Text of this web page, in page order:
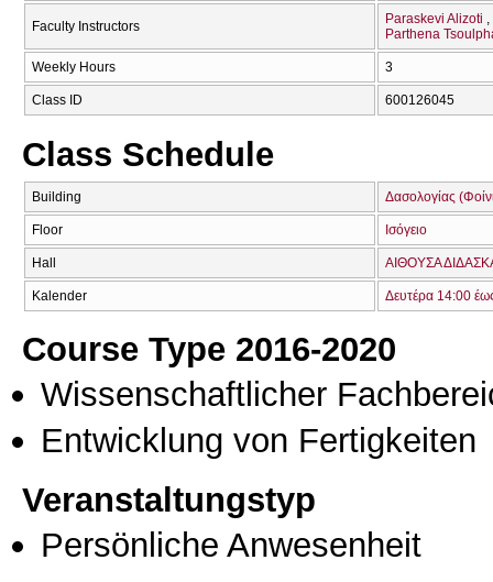
Faculty Instructors
Paraskevi Alizoti
Parthena
Weekly Hours 3
Class ID 600126045
Class Schedule
Building Δασολογίας
Floor Ισόγειο
Hall ΑΙΘΟΥΣΑ
Kalender Δευτέρα 14:00
Course Type 2016-2020
Wissenschaftlicher
Entwicklung von Fertigkeiten
Veranstaltungstyp
Persönliche Anwesenheit